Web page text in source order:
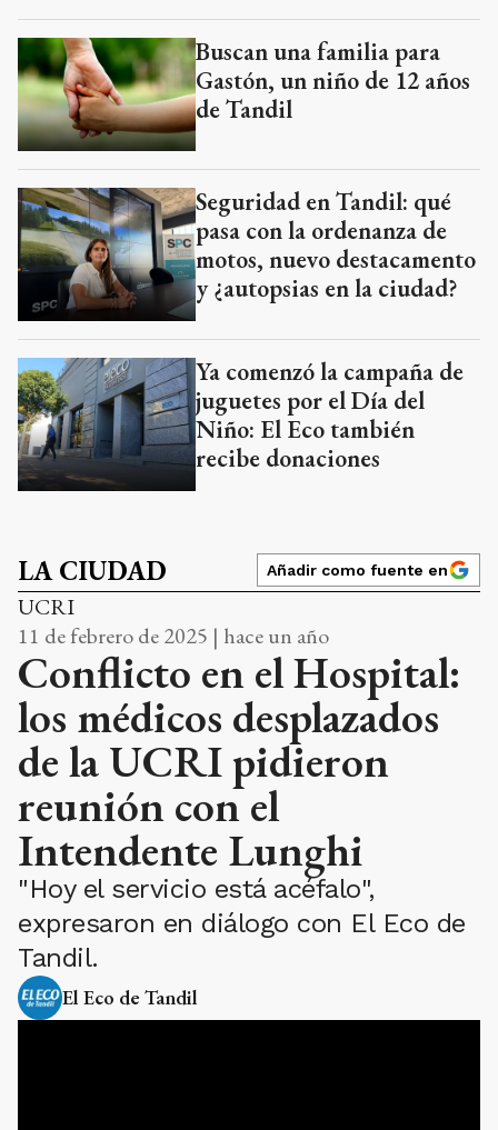
Buscan una familia para
Gastón, un niño de 12 años
de Tandil
Seguridad en Tandil: qué
pasa con la ordenanza de
motos, nuevo destacamento
y ¿autopsias en la ciudad?
Ya comenzó la campaña de
juguetes por el Día del
Niño: El Eco también
recibe donaciones
LA CIUDAD Añadir como fuente en
UCRI
11 de febrero de 2025 | hace un año
Conflicto en el Hospital:
los médicos desplazados
de la UCRI pidieron
reunión con el
Intendente Lunghi
"Hoy el servicio está acéfalo",
expresaron en diálogo con El Eco de
Tandil.
El Eco de Tandil